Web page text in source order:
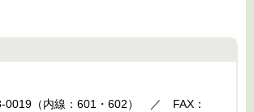
0019（内線：601・602） ／ FAX：